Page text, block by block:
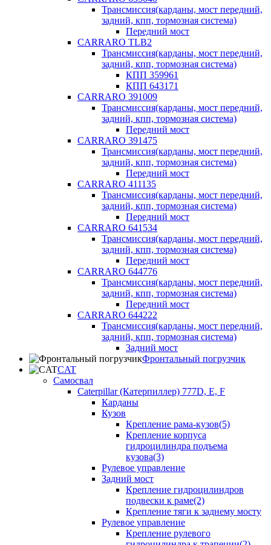
Трансмиссия(карданы, мост передний,
задний, кпп, тормозная система)
Передний мост
CARRARO TLB2
Трансмиссия(карданы, мост передний,
задний, кпп, тормозная система)
КПП 359961
КПП 643171
CARRARO 391009
Трансмиссия(карданы, мост передний,
задний, кпп, тормозная система)
Передний мост
CARRARO 391475
Трансмиссия(карданы, мост передний,
задний, кпп, тормозная система)
Передний мост
CARRARO 411135
Трансмиссия(карданы, мост передний,
задний, кпп, тормозная система)
Передний мост
CARRARO 641534
Трансмиссия(карданы, мост передний,
задний, кпп, тормозная система)
Передний мост
CARRARO 644776
Трансмиссия(карданы, мост передний,
задний, кпп, тормозная система)
Передний мост
CARRARO 644222
Трансмиссия(карданы, мост передний,
задний, кпп, тормозная система)
Задний мост
Фронтальный погрузчик
CAT
Самосвал
Caterpillar (Катерпиллер) 777D, E, F
Карданы
Кузов
Крепление рама-кузов(5)
Крепление корпуса
гидроцилиндра подъема
кузова(3)
Рулевое управление
Задний мост
Крепление гидроцилиндров
подвески к раме(2)
Крепление тяги к заднему мосту
Рулевое управление
Крепление рулевого